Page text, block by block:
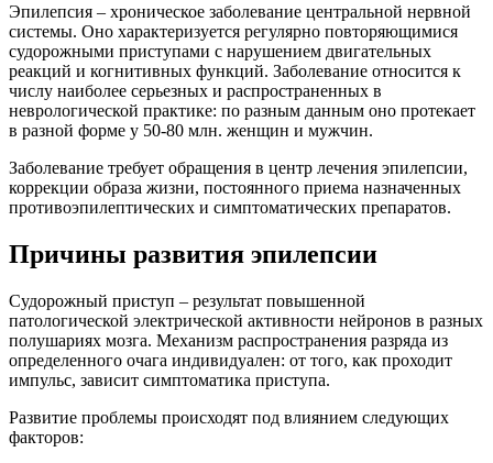
Эпилепсия – хроническое заболевание центральной нервной
системы. Оно характеризуется регулярно повторяющимися
судорожными приступами с нарушением двигательных
реакций и когнитивных функций. Заболевание относится к
числу наиболее серьезных и распространенных в
неврологической практике: по разным данным оно протекает
в разной форме у 50-80 млн. женщин и мужчин.
Заболевание требует обращения в центр лечения эпилепсии,
коррекции образа жизни, постоянного приема назначенных
противоэпилептических и симптоматических препаратов.
Причины развития эпилепсии
Судорожный приступ – результат повышенной
патологической электрической активности нейронов в разных
полушариях мозга. Механизм распространения разряда из
определенного очага индивидуален: от того, как проходит
импульс, зависит симптоматика приступа.
Развитие проблемы происходят под влиянием следующих
факторов: